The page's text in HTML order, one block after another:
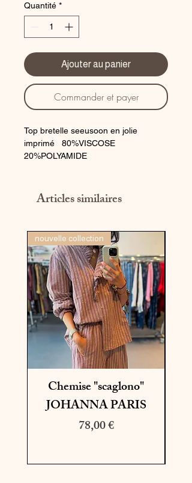
Quantité *
Ajouter au panier
Commander et payer
Top bretelle seeusoon en jolie
imprimé 80%VISCOSE
20%POLYAMIDE
Articles similaires
nouvelle collection
Chemise "scaglono"
JOHANNA PARIS
Prix
78,00 €